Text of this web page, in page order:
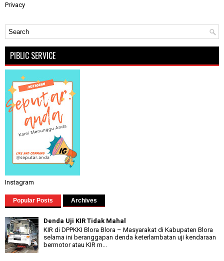
Privacy
PIBLIC SERVICE
Instagram
Popular Posts Archives
Denda Uji KIR Tidak Mahal
KIR di DPPKKI Blora Blora – Masyarakat di Kabupaten Blora
selama ini beranggapan denda keterlambatan uji kendaraan
bermotor atau KIR m...